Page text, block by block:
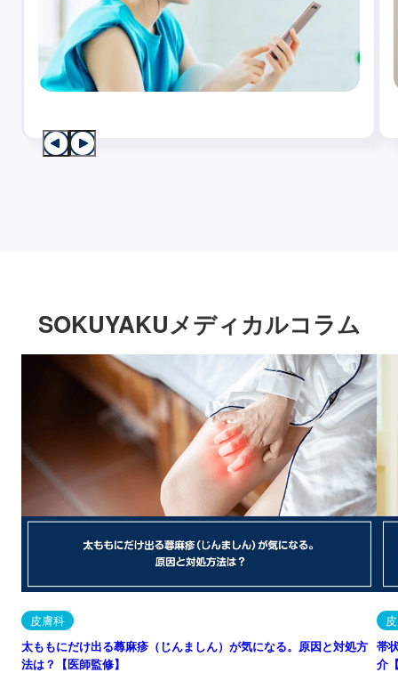
SOKUYAKUメディカルコラム
皮膚科
太ももにだけ出る蕁麻疹（じんましん）が気になる。原因と対処方
法は？【医師監修】
帯
介